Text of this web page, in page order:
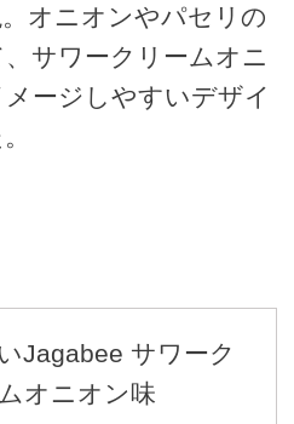
オニオンやパセリの
サワークリームオニ
ージしやすいデザイ
Jagabee サワーク
オニオン味